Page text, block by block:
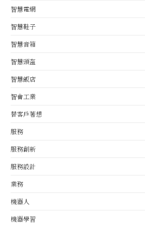
智慧電網
智慧鞋子
智慧音箱
智慧頭盔
智慧飯店
智會工業
替客戶著想
服務
服務創新
服務設計
業務
機器人
機器學習